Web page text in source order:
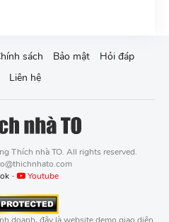
sách Bảo mật
Hỏi đáp
Liên hệ
Thích nhà TO. All rights reserved.
- Youtube
doanh, đây là website demo giao diện